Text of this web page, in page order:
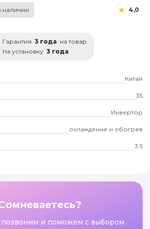
наличии 4,0
Гарантия 3 года на товар
На установку 3 года
Китай
35
Инвертор
охлаждение и обогрев
3.5
и поможем с выбором